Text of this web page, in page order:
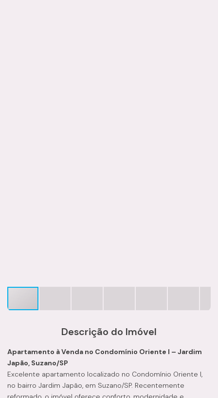
Descrição do Imóvel
Apartamento à Venda no Condomínio Oriente I – Jardim
Japão, Suzano/SP
Excelente apartamento localizado no Condomínio Oriente I,
no bairro Jardim Japão, em Suzano/SP. Recentemente